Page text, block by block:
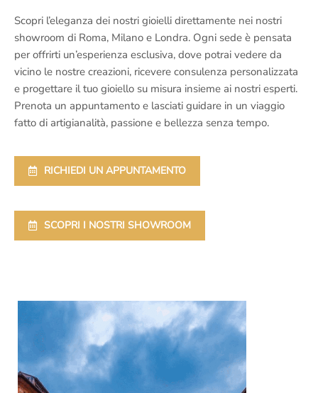
Scopri l’eleganza dei nostri gioielli direttamente nei nostri
showroom di Roma, Milano e Londra. Ogni sede è pensata
per offrirti un’esperienza esclusiva, dove potrai vedere da
vicino le nostre creazioni, ricevere consulenza personalizzata
e progettare il tuo gioiello su misura insieme ai nostri esperti.
Prenota un appuntamento e lasciati guidare in un viaggio
fatto di artigianalità, passione e bellezza senza tempo.
RICHIEDI UN APPUNTAMENTO
SCOPRI I NOSTRI SHOWROOM